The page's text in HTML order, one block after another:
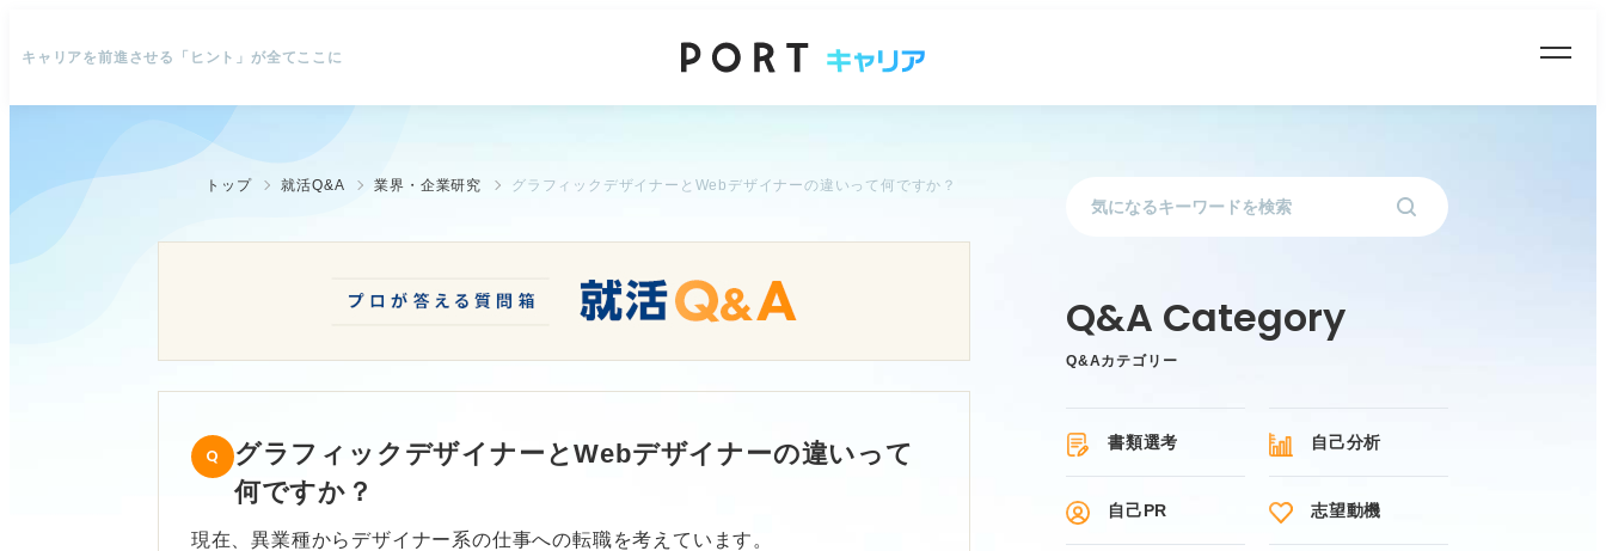
キャリアを前進させる「ヒント」が全てここに
トップ 就活Q&A 業界・企業研究 グラフィックデザイナーとWebデザイナーの違いって何ですか？
グラフィックデザイナーとWebデザイナーの違いって
何ですか？
現在、異業種からデザイナー系の仕事への転職を考えています。
Q&Aカテゴリー
書類選考 自己分析
自己PR 志望動機